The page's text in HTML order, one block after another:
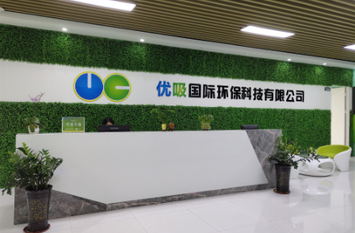
企业（“室内环境净化治理
甲级施工资质”“室内环境
污染治理资质等级证
书”）、拥有多名高级《环
境工程高级工程师》室内
空气治理资格认证的治理
人员、掌握室内空气净化
治理实用技术和五项专利
技术、八项计算机软件著
作权登记证书等。研发实